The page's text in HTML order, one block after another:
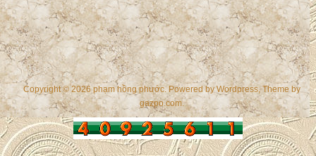
Copyright © 2026 phạm hồng phước. Powered byWordpress , Theme by
gazpo.com.